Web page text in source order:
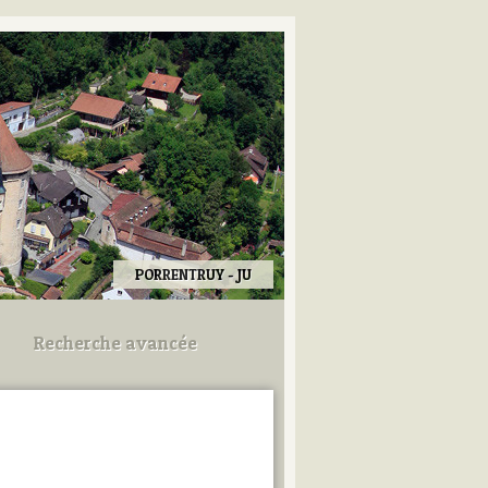
PORRENTRUY - JU
Recherche avancée
Utilisez les champs ci-dessous